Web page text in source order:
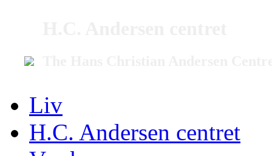
Liv
H.C. Andersen centret